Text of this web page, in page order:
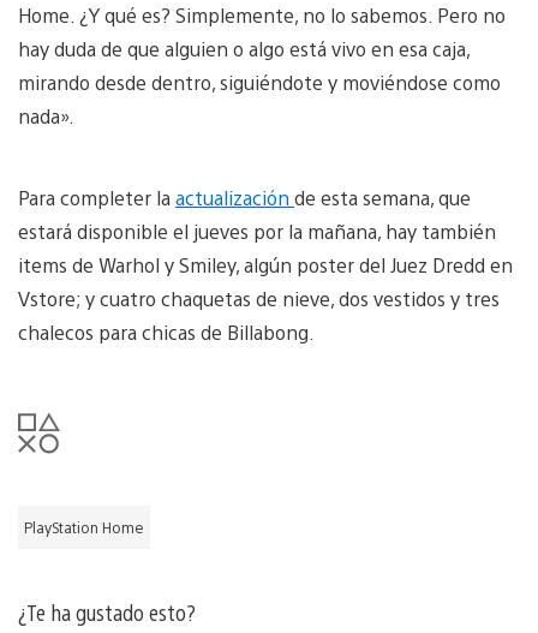
Home. ¿Y qué es? Simplemente, no lo sabemos. Pero no
hay duda de que alguien o algo está vivo en esa caja,
mirando desde dentro, siguiéndote y moviéndose como
nada».
Para completer la actualización de esta semana, que
estará disponible el jueves por la mañana, hay también
items de Warhol y Smiley, algún poster del Juez Dredd en
Vstore; y cuatro chaquetas de nieve, dos vestidos y tres
chalecos para chicas de Billabong.
PlayStation Home
¿Te ha gustado esto?